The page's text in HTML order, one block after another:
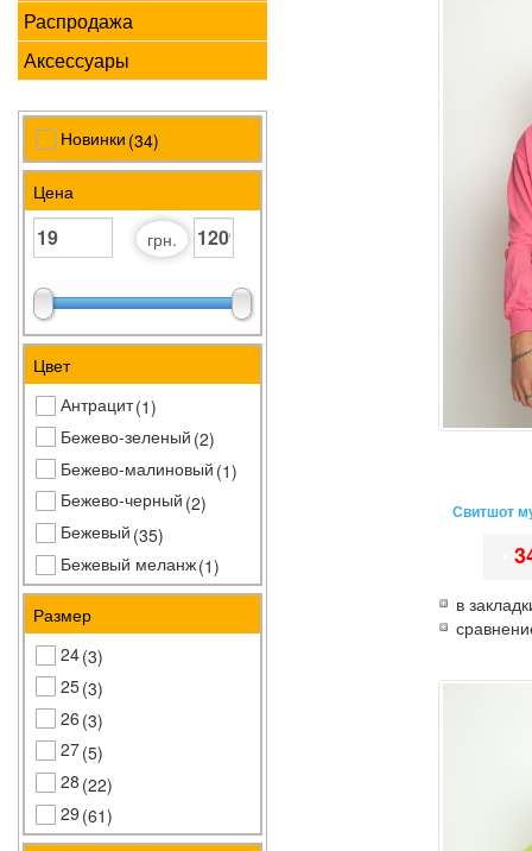
Распродажа
Аксессуары
Новинки (34)
Цена
грн.
Цвет
Антрацит(1)
Бежево-зеленый (2)
Бежево-малиновый (1)
Бежево-черный (2)
Бежевый (35)
Бежевый меланж(1)
Бежевый/синий(1)
Бело-бирюзовый (1)
Бело-бордовый
Бело-голубой
Бело-грифельный
Бело-желтый
Бело-зеленый
Бело-красный
Размер
24(3)
25(3)
26 (3)
27(5)
28 (22)
29 (61)
30
Свитшот
в